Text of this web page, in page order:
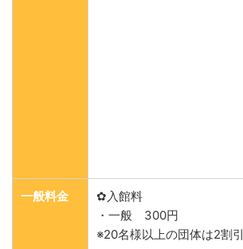
一般料金
✿入館料
・一般 300円
※20名様以上の団体は2割引